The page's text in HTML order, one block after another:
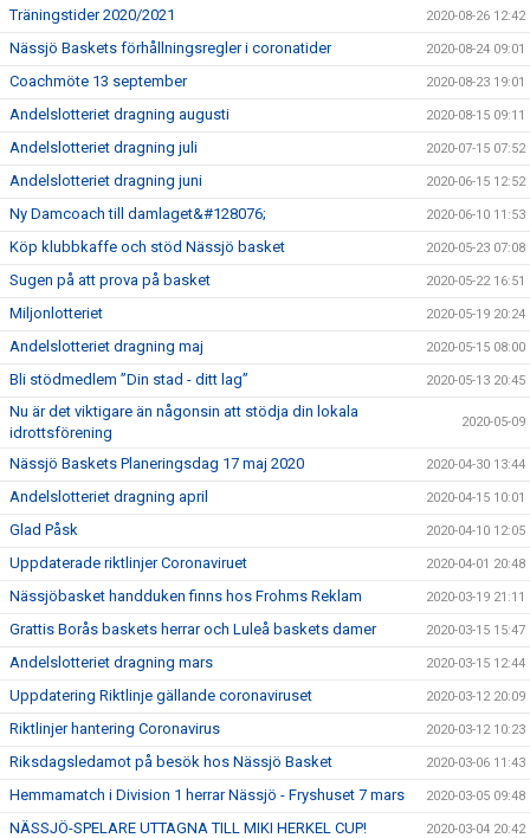
Träningstider 2020/2021 2020-08-26 12:42
Nässjö Baskets förhållningsregler i coronatider 2020-08-24 09:01
Coachmöte 13 september 2020-08-23 19:01
Andelslotteriet dragning augusti 2020-08-15 09:11
Andelslotteriet dragning juli 2020-07-15 07:52
Andelslotteriet dragning juni 2020-06-15 12:52
Ny Damcoach till damlaget&#128076; 2020-06-10 11:53
Köp klubbkaffe och stöd Nässjö basket 2020-05-23 07:08
Sugen på att prova på basket 2020-05-22 16:51
Miljonlotteriet 2020-05-19 20:24
Andelslotteriet dragning maj 2020-05-15 08:00
Bli stödmedlem ”Din stad - ditt lag” 2020-05-13 20:45
Nu är det viktigare än någonsin att stödja din lokala
idrottsförening
2020-05-09
Nässjö Baskets Planeringsdag 17 maj 2020 2020-04-30 13:44
Andelslotteriet dragning april 2020-04-15 10:01
Glad Påsk 2020-04-10 12:05
Uppdaterade riktlinjer Coronaviruet 2020-04-01 20:48
Nässjöbasket handduken finns hos Frohms Reklam 2020-03-19 21:11
Grattis Borås baskets herrar och Luleå baskets damer 2020-03-15 15:47
Andelslotteriet dragning mars 2020-03-15 12:44
Uppdatering Riktlinje gällande coronaviruset 2020-03-12 20:09
Riktlinjer hantering Coronavirus 2020-03-12 10:23
Riksdagsledamot på besök hos Nässjö Basket 2020-03-06 11:43
Hemmamatch i Division 1 herrar Nässjö - Fryshuset 7 mars 2020-03-05 09:48
NÄSSJÖ-SPELARE UTTAGNA TILL MIKI HERKEL CUP! 2020-03-04 20:42